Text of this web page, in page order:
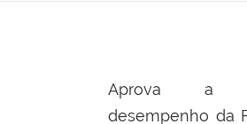
Aprova a
desempenho da